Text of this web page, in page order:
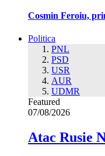
Cosmin Feroiu,
Politica
PNL
PSD
USR
AUR
UDMR
Featured
07/08/2026
Atac Rusie